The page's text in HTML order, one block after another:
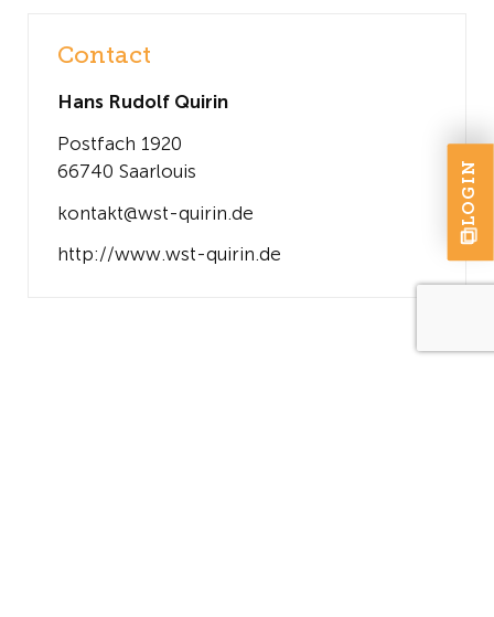
Contact
Hans Rudolf Quirin
Postfach 1920
66740 Saarlouis
kontakt@wst-quirin.de
http://www.wst-quirin.de
LOGIN